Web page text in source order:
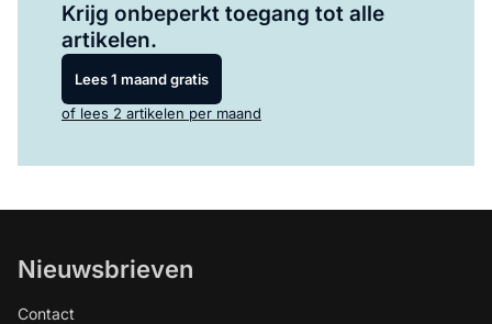
Krijg onbeperkt toegang tot alle
artikelen.
Lees 1 maand gratis
of lees 2 artikelen per maand
Nieuwsbrieven
Contact